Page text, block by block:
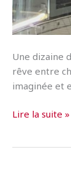
Une dizaine
rêve entre
imaginée et
Une
Lire la suite »